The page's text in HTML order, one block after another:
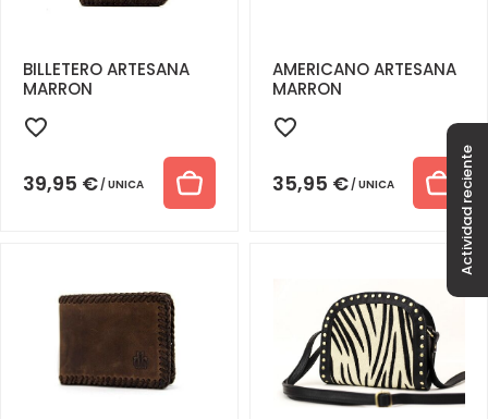
BILLETERO ARTESANA
MARRON
39,95 € UNICA
AMERICANO ARTESANA
MARRON
35,95 € UNICA Actividad reciente